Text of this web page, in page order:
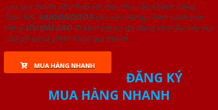
cao, giá thành phù hợp với mọi nhu cầu khách hàng.
Trên hết, SAIGONDOORcòn có những chính sách bán
hàng ƯU ĐÃI CAOđi kèm với sự đa dạng về mẫu mã, loại
cửa gỗ và cả phân khúc giá thành.
MUA HÀNG NHANH
ĐĂNG KÝ
MUA HÀNG NHANH